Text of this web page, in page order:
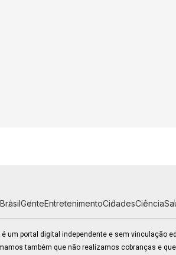
BrasilGenteEntretenimentoCidadesCiência
é um portal digital independente e sem vinculação
também que não realizamos cobranças e